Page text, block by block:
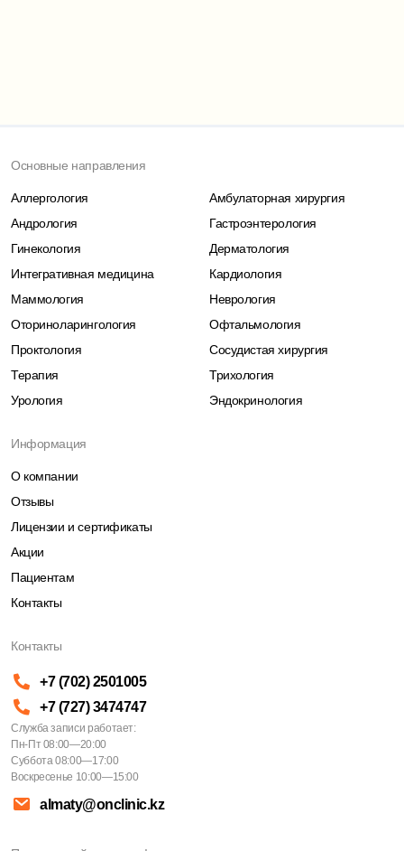
Основные направления
Аллергология
Амбулаторная хирургия
Андрология
Гастроэнтерология
Гинекология
Дерматология
Интегративная медицина
Кардиология
Маммология
Неврология
Оториноларингология
Офтальмология
Проктология
Сосудистая хирургия
Терапия
Трихология
Урология
Эндокринология
Информация
О компании
Отзывы
Лицензии и сертификаты
Акции
Пациентам
Контакты
Контакты
+7 (702) 2501005
+7 (727) 3474747
Служба записи работает:
Пн-Пт 08:00—20:00
Суббота 08:00—17:00
Воскресенье 10:00—15:00
almaty@onclinic.kz